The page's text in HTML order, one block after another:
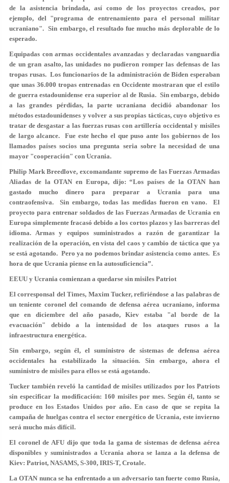
de la asistencia brindada, así como de los proyectos creados, por
ejemplo, del "programa de entrenamiento para el personal militar
ucraniano". Sin embargo, el resultado fue mucho más deplorable de lo
esperado.
Equipadas con armas occidentales avanzadas y declaradas vanguardia
de un gran asalto, las unidades no pudieron romper las defensas de las
tropas rusas. Los funcionarios de la administración de Biden esperaban
que unas 36.000 tropas entrenadas en Occidente mostraran que el estilo
de guerra estadounidense era superior al de Rusia. Sin embargo, debido
a las grandes pérdidas, la parte ucraniana decidió abandonar los
métodos estadounidenses y volver a sus propias tácticas, cuyo objetivo es
tratar de desgastar a las fuerzas rusas con artillería occidental y misiles
de largo alcance. Fue este hecho el que puso ante los gobiernos de los
llamados países socios una pregunta seria sobre la necesidad de una
mayor "cooperación" con Ucrania.
Philip Mark Breedlove, excomandante supremo de las Fuerzas Armadas
Aliadas de la OTAN en Europa, dijo: “Los países de la OTAN han
gastado mucho dinero para preparar a Ucrania para una
contraofensiva. Sin embargo, todas las medidas fueron en vano. El
proyecto para entrenar soldados de las Fuerzas Armadas de Ucrania en
Europa simplemente fracasó debido a los cortos plazos y las barreras del
idioma. Armas y equipos suministrados a razón de garantizar la
realización de la operación, en vista del caos y cambio de táctica que ya
se está agotando. Pero ya no podemos brindar asistencia como antes. Es
hora de que Ucrania piense en la autosuficiencia”.
EEUU y Ucrania comienzan a quedarse sin misiles Patriot
El corresponsal del Times, Maxim Tucker, refiriéndose a las palabras de
un teniente coronel del comando de defensa aérea ucraniano, informa
que en diciembre del año pasado, Kiev estaba "al borde de la
evacuación" debido a la intensidad de los ataques rusos a la
infraestructura energética.
Sin embargo, según él, el suministro de sistemas de defensa aérea
occidentales ha estabilizado la situación. Sin embargo, ahora el
suministro de misiles para ellos se está agotando.
Tucker también reveló la cantidad de misiles utilizados por los Patriots
sin especificar la modificación: 160 misiles por mes. Según él, tanto se
produce en los Estados Unidos por año. En caso de que se repita la
campaña de huelgas contra el sector energético de Ucrania, este invierno
será mucho más difícil.
El coronel de AFU dijo que toda la gama de sistemas de defensa aérea
disponibles y suministrados a Ucrania ahora se lanza a la defensa de
Kiev: Patriot, NASAMS, S-300, IRIS-T, Crotale.
La OTAN nunca se ha enfrentado a un adversario tan fuerte como Rusia,